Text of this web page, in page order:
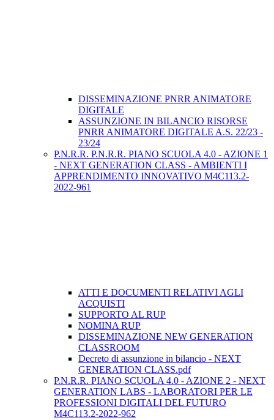
DISSEMINAZIONE PNRR ANIMATORE
DIGITALE
ASSUNZIONE IN BILANCIO RISORSE
PNRR ANIMATORE DIGITALE A.S. 22/23 -
23/24
P.N.R.R. P.N.R.R. PIANO SCUOLA 4.0 - AZIONE 1
- NEXT GENERATION CLASS - AMBIENTI I
APPRENDIMENTO INNOVATIVO M4C113.2-
2022-961
ATTI E DOCUMENTI RELATIVI AGLI
ACQUISTI
SUPPORTO AL RUP
NOMINA RUP
DISSEMINAZIONE NEW GENERATION
CLASSROOM
Decreto di assunzione in bilancio - NEXT
GENERATION CLASS.pdf
P.N.R.R. PIANO SCUOLA 4.0 - AZIONE 2 - NEXT
GENERATION LABS - LABORATORI PER LE
PROFESSIONI DIGITALI DEL FUTURO
M4C113.2-2022-962